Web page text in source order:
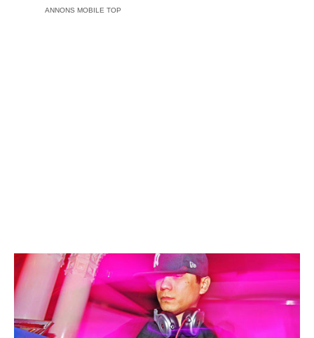
ANNONS MOBILE TOP